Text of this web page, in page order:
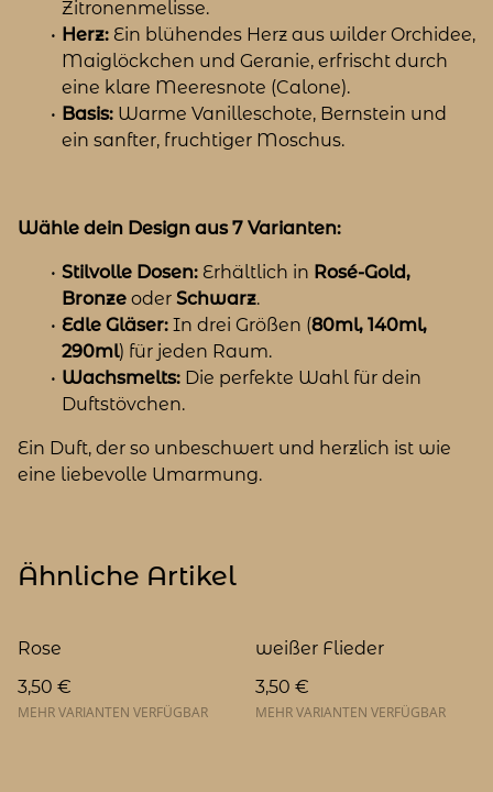
Zitronenmelisse.
Herz: Ein blühendes Herz aus wilder Orchidee,
Maiglöckchen und Geranie, erfrischt durch
eine klare Meeresnote (Calone).
Basis: Warme Vanilleschote, Bernstein und
ein sanfter, fruchtiger Moschus.
Wähle dein Design aus 7 Varianten:
Stilvolle Dosen: Erhältlich in Rosé-Gold,
Bronze oder Schwarz.
Edle Gläser: In drei Größen (80ml, 140ml,
290ml) für jeden Raum.
Wachsmelts: Die perfekte Wahl für dein
Duftstövchen.
Ein Duft, der so unbeschwert und herzlich ist wie
eine liebevolle Umarmung.
Ähnliche Artikel
Rose
3,50 €
MEHR VARIANTEN VERFÜGBAR
weißer Flieder
3,50 €
MEHR VARIANTEN VERFÜGBAR